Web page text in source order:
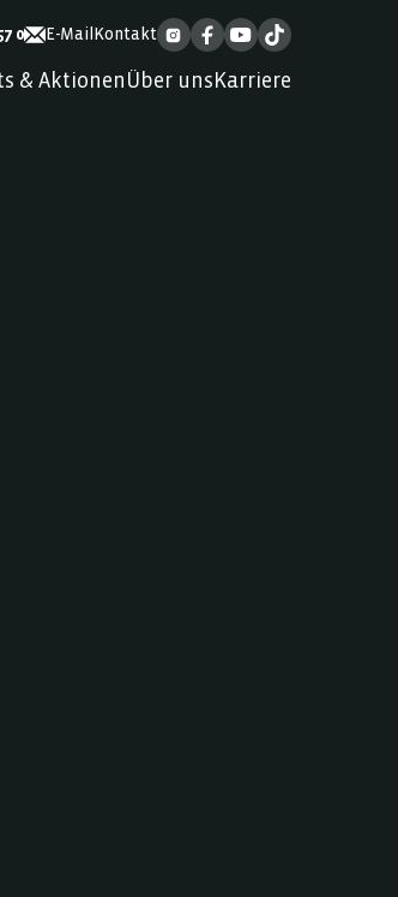
0 E-Mail Kontakt
& Aktionen Über uns Karriere